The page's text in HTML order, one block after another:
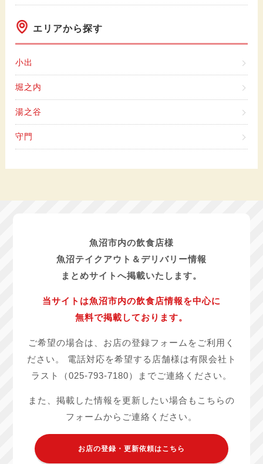
エリアから探す
小出
堀之内
湯之谷
守門
魚沼市内の飲食店様
魚沼テイクアウト＆デリバリー情報
まとめサイトへ掲載いたします。
当サイトは魚沼市内の飲食店情報を中心に
無料で掲載しております。
ご希望の場合は、お店の登録フォームをご利用く
ださい。
電話対応を希望する店舗様は有限会社ト
ラスト（025-793-7180）までご連絡ください。
また、掲載した情報を更新したい場合もこちらの
フォームからご連絡ください。
お店の登録・更新依頼はこちら